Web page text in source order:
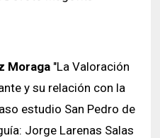
Moraga "La Valoración
y su relación con la
estudio San Pedro de
Jorge Larenas Salas